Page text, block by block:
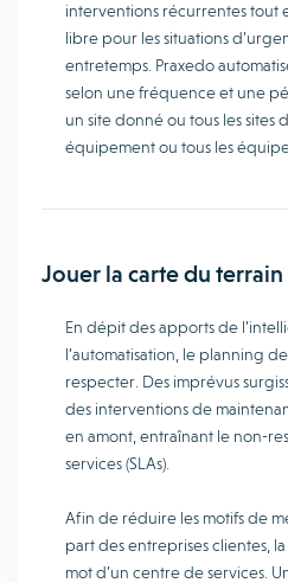
interventions récurrentes tout
libre pour les situations
entretemps. Praxedo
selon une fréquence et une
un site donné ou tous les sites
équipement ou tous les
Jouer la carte du terrain
En dépit des apports de
l’automatisation, le planning
respecter. Des imprévus
des interventions de
en amont, entraînant le non-
services (SLAs).
Afin de réduire les motifs de
part des entreprises clientes,
mot d’un centre de services.